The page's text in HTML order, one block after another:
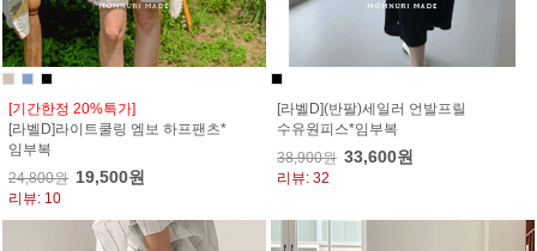
[기간한정 20%특가]
[라벨D]라이트쿨링 엠보 하프팬츠*
임부복
24,800원 19,500원
리뷰: 10
[라벨D](반팔)세일러 언발프릴
수유원피스*임부복
38,900원 33,600원
리뷰: 32